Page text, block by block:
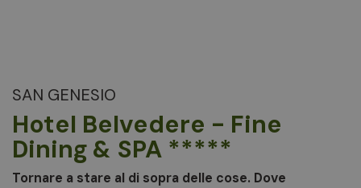
SAN GENESIO
Hotel Belvedere - Fine
Dining & SPA *****
Tornare a stare al di sopra delle cose. Dove